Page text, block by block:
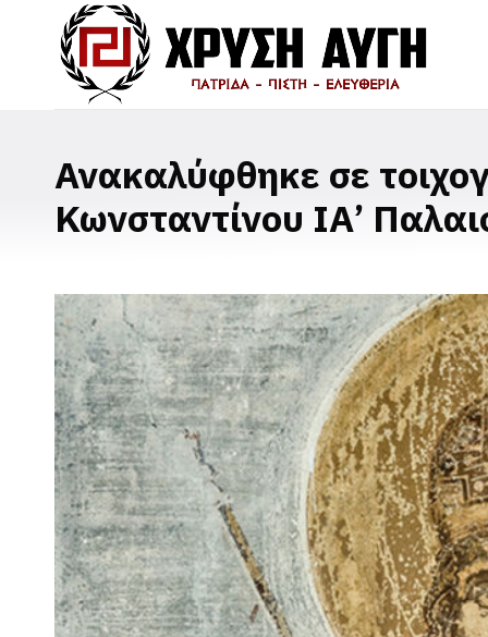
Ανακαλύφθηκε σε
Κωνσταντίνου ΙΑ’